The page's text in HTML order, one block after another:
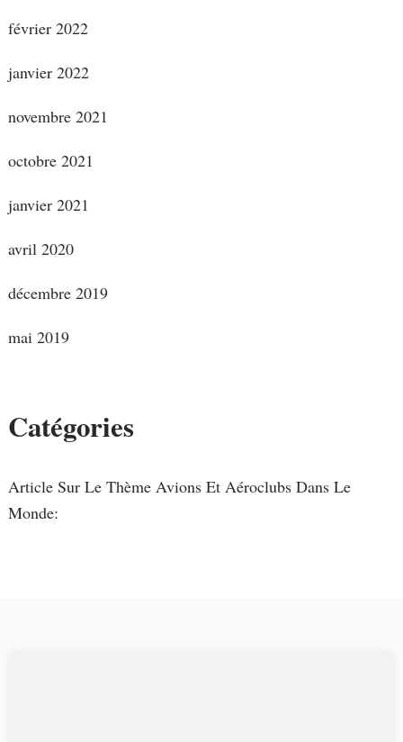
février 2022
janvier 2022
novembre 2021
octobre 2021
janvier 2021
avril 2020
décembre 2019
mai 2019
Catégories
Article Sur Le Thème Avions Et Aéroclubs Dans Le
Monde: